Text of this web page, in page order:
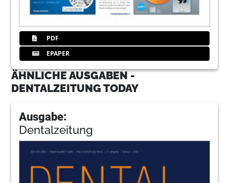
PDF
EPAPER
ÄHNLICHE AUSGABEN -
DENTALZEITUNG TODAY
Ausgabe:
Dentalzeitung